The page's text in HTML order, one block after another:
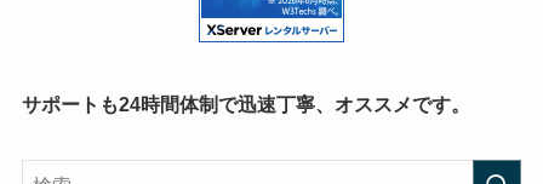
サポートも24時間体制で迅速丁寧、オススメです。